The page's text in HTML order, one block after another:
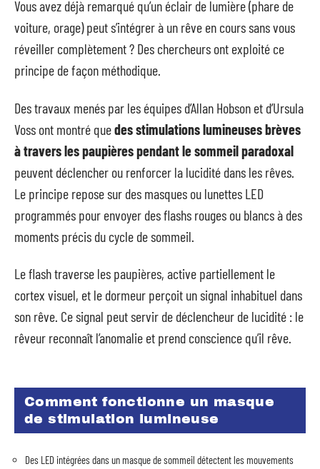
Vous avez déjà remarqué qu’un éclair de lumière (phare de
voiture, orage) peut s’intégrer à un rêve en cours sans vous
réveiller complètement ? Des chercheurs ont exploité ce
principe de façon méthodique.
Des travaux menés par les équipes d’Allan Hobson et d’Ursula
Voss ont montré quedes stimulations lumineuses brèves
à travers les paupières pendant le sommeil paradoxal
peuvent déclencher ou renforcer la lucidité dans les rêves.
Le principe repose sur des masques ou lunettes LED
programmés pour envoyer des flashs rouges ou blancs à des
moments précis du cycle de sommeil.
Le flash traverse les paupières, active partiellement le
cortex visuel, et le dormeur perçoit un signal inhabituel dans
son rêve. Ce signal peut servir de déclencheur de lucidité : le
rêveur reconnaît l’anomalie et prend conscience qu’il rêve.
Comment fonctionne un masque
de stimulation lumineuse
Des LED intégrées dans un masque de sommeil détectent les mouvements